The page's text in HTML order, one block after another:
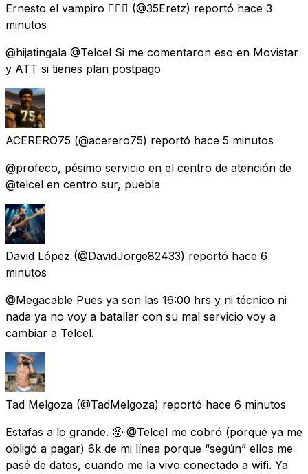
Ernesto el vampiro 🧛🏽‍♂️ (@35Eretz) reportó hace 3
minutos
@hijatingala @Telcel Si me comentaron eso en Movistar
y ATT si tienes plan postpago
ACERERO75 (@acerero75) reportó hace 5 minutos
@profeco, pésimo servicio en el centro de atención de
@telcel en centro sur, puebla
David López (@DavidJorge82433) reportó hace 6
minutos
@Megacable Pues ya son las 16:00 hrs y ni técnico ni
nada ya no voy a batallar con su mal servicio voy a
cambiar a Telcel.
Tad Melgoza (@TadMelgoza) reportó hace 6 minutos
Estafas a lo grande. 🤬 @Telcel me cobró (porqué ya me
obligó a pagar) 6k de mi línea porque “según” ellos me
pasé de datos, cuando me la vivo conectado a wifi. Ya